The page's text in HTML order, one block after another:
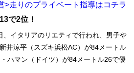
>走りのプライベート指導はコチラ
で2位！
、イタリアのリエティで行われ、男子や
井涼平（スズキ浜松AC）が84メートル
ハマン（ドイツ）が84メートル26で優